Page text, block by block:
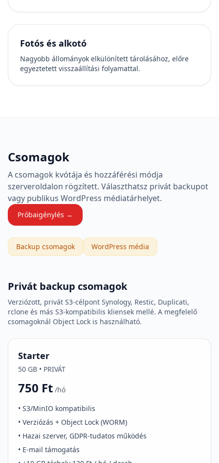
Fotós és alkotó
Nagyobb állományok elkülönített tárolásához, előre
egyeztetett visszaállítási folyamattal.
Csomagok
A csomagok kvótája és hozzáférési módja
szerveroldalon rögzített. Választhatsz privát backupot
vagy publikus WordPress médiatárhelyet.
Próbaigénylés →
Backup csomagok WordPress média
Privát backup csomagok
Verziózott, privát S3-célpont Synology, Restic, Duplicati,
rclone és más S3-kompatibilis kliensek mellé. A megfelelő
csomagoknál Object Lock is használható.
Starter
50 GB • PRIVÁT
750 Ft /hó
• S3/MinIO kompatibilis
• Verziózás + Object Lock (WORM)
• Hazai szerver, GDPR-tudatos működés
• E-mail támogatás